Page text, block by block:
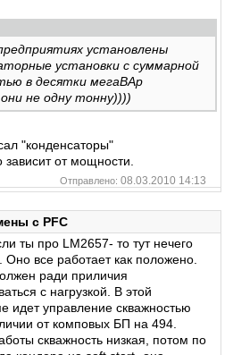
установлены
установки с суммарной
в десятки мегаВАр
не одну тонну))))
"конденсаторы"
зависит от мощности.
Отправлено: 08.03.2010 14:13
с PFC
ты про LM2657- то тут нечего
Оно все работает как положено.
ради приличия
с нагрузкой. В этой
идет управление скважностью
от комповых БП на 494.
скважность низкая, потом по